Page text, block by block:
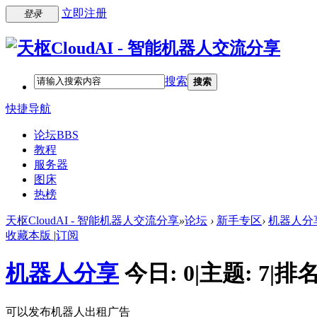
登录 立即注册
搜索 搜索
快捷导航
论坛BBS
教程
服务器
图床
热榜
天枢CloudAI - 智能机器人交流分享»论坛 › 新手专区› 机器人分
收藏本版 |订阅
机器人分享 今日: 0|主题: 7|排
可以发布机器人出租广告